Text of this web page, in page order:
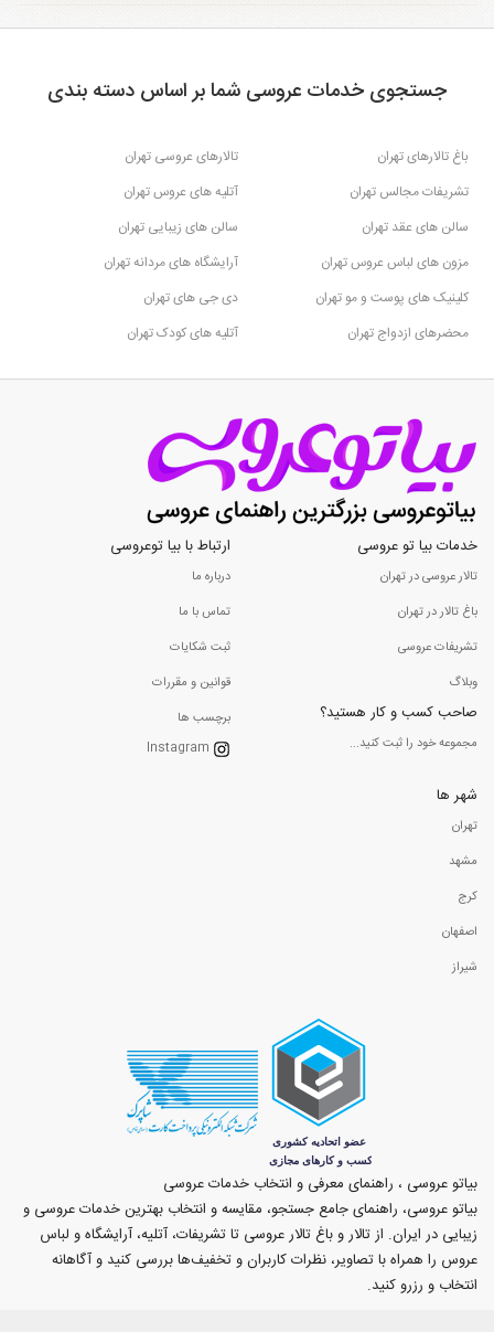
جستجوی خدمات عروسی شما بر اساس دسته بندی
باغ تالارهای تهران
تالارهای عروسی تهران
تشریفات مجالس تهران
آتلیه های عروس تهران
سالن های عقد تهران
سالن های زیبایی تهران
مزون های لباس عروس تهران
آرایشگاه های مردانه تهران
کلینیک های پوست و مو تهران
دی جی های تهران
محضرهای ازدواج تهران
آتلیه های کودک تهران
خدمات بیا تو عروسی
تالار عروسی در تهران
باغ تالار در تهران
تشریفات عروسی
وبلاگ
صاحب کسب و کار هستید؟
مجموعه خود را ثبت کنید...
ارتباط با بیا توعروسی
درباره ما
تماس با ما
ثبت شکایات
قوانین و مقررات
برچسب ها
Instagram
شهر ها
تهران
مشهد
کرج
اصفهان
شیراز
بیاتو عروسی ، راهنمای معرفی و انتخاب خدمات عروسی
بیاتو عروسی، راهنمای جامع جستجو، مقایسه و انتخاب بهترین خدمات عروسی و
زیبایی در ایران. از تالار و باغ تالار عروسی تا تشریفات، آتلیه، آرایشگاه و لباس
عروس را همراه با تصاویر، نظرات کاربران و تخفیف‌ها بررسی کنید و آگاهانه
انتخاب و رزرو کنید.